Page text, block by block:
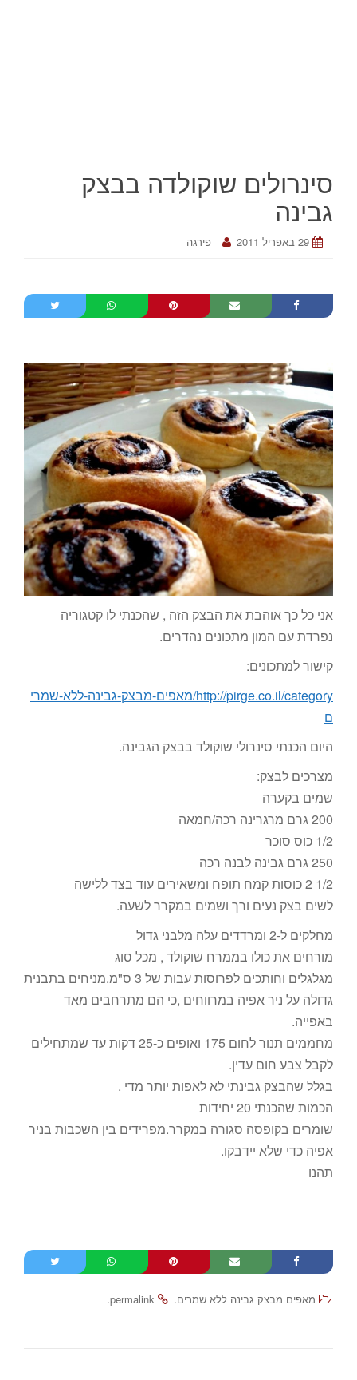
סינרולים שוקולדה בבצק
גבינה
29 באפריל 2011 פירגה
אני כל כך אוהבת את הבצק הזה , שהכנתי לו קטגוריה
נפרדת עם המון מתכונים נהדרים.
קישור למתכונים:
http://pirge.co.il/category/מאפים-מבצק-גבינה-ללא-שמרי
ם
היום הכנתי סינרולי שוקולד בבצק הגבינה.
מצרכים לבצק:
שמים בקערה
200 גרם מרגרינה רכה/חמאה
1/2 כוס סוכר
250 גרם גבינה לבנה רכה
1/2 2 כוסות קמח תופח ומשאירים עוד בצד ללישה
לשים בצק נעים ורך ושמים במקרר לשעה.
מחלקים ל-2 ומרדדים עלה מלבני גדול
מורחים את כולו בממרח שוקולד , מכל סוג
מגלגלים וחותכים לפרוסות עבות של 3 ס"מ.מניחים בתבנית
גדולה על ניר אפיה במרווחים ,כי הם מתרחבים מאד
באפייה.
מחממים תנור לחום 175 ואופים כ-25 דקות עד שמתחילים
לקבל צבע חום עדין.
בגלל שהבצק גבינתי לא לאפות יותר מדי .
הכמות שהכנתי 20 יחידות
שומרים בקופסה סגורה במקרר.מפרידים בין השכבות בניר
אפיה כדי שלא יידבקו.
תהנו
מאפים מבצק גבינה ללא שמרים.
permalink
.